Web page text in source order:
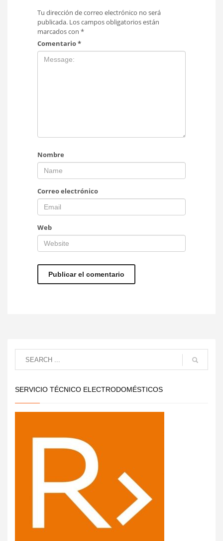
Tu dirección de correo electrónico no será
publicada. Los campos obligatorios están
marcados con *
Comentario*
Nombre
Correo electrónico
Web
SERVICIO TÉCNICO ELECTRODOMÉSTICOS